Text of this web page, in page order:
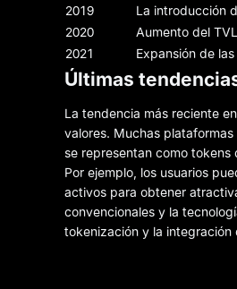
2019
La introducción
2020
Aumento del
2021
Expansión de
Últimas
La tendencia más reciente
valores. Muchas
se representan como tokens
Por ejemplo, los usuarios
activos para obtener
convencionales y la
tokenización y la integración